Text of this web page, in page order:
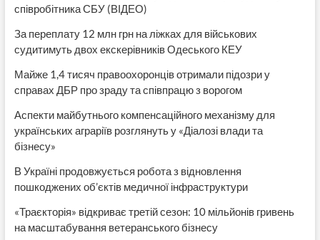
співробітника СБУ (ВІДЕО)
За переплату 12 млн грн на ліжках для військових
судитимуть двох екскерівників Одеського КЕУ
Майже 1,4 тисяч правоохоронців отримали підозри у
справах ДБР про зраду та співпрацю з ворогом
Аспекти майбутнього компенсаційного механізму для
українських аграріїв розглянуть у «Діалозі влади та
бізнесу»
В Україні продовжується робота з відновлення
пошкоджених об’єктів медичної інфраструктури
«Траєкторія» відкриває третій сезон: 10 мільйонів гривень
на масштабування ветеранського бізнесу